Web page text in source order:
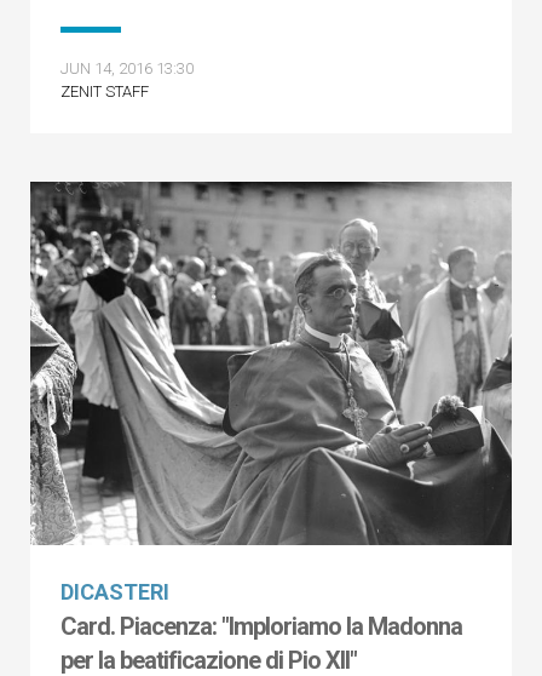
JUN 14, 2016 13:30
ZENIT STAFF
DICASTERI
Card. Piacenza: "Imploriamo la Madonna
per la beatificazione di Pio XII"